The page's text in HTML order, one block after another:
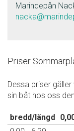
Marindepån
Priser
Dessa priser
sin båt hos oss
bredd/längd